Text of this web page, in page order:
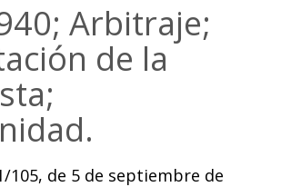
Arbitraje;
de la
105, de 5 de septiembre de